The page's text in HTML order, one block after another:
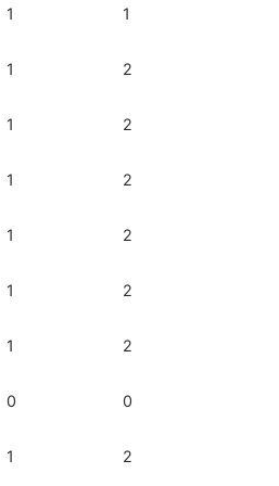
1 1
1 2
1 2
1 2
1 2
1 2
1 2
0 0
1 2